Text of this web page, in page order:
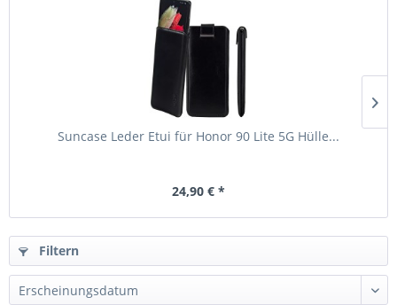
Suncase Leder Etui für Honor 90 Lite 5G Hülle...
24,90 € *
Filtern